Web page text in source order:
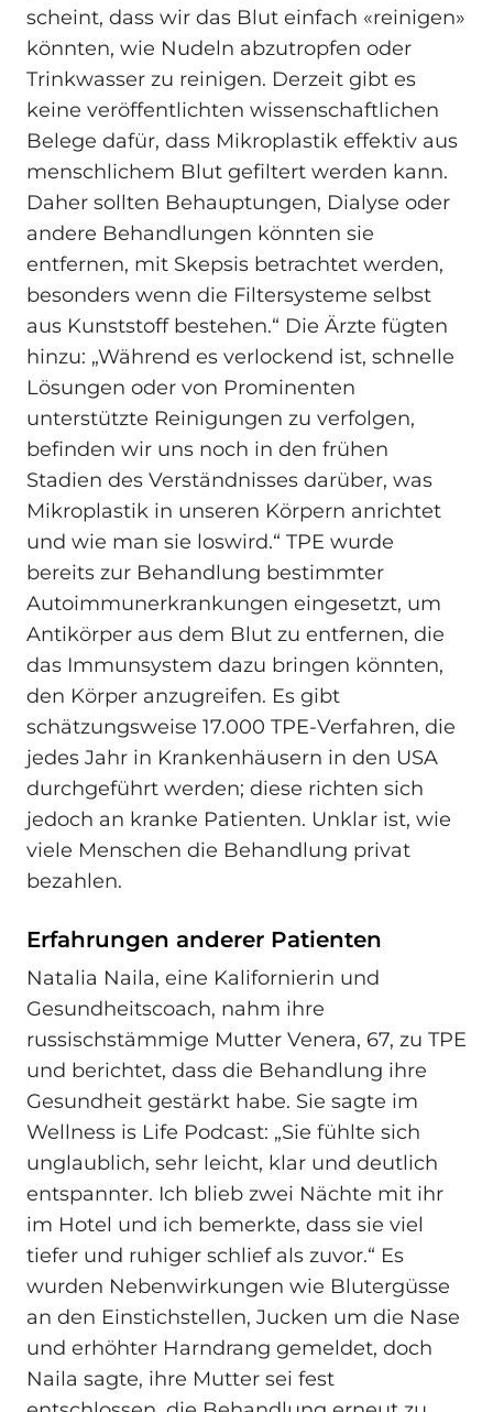
scheint, dass wir das Blut einfach «reinigen»
könnten, wie Nudeln abzutropfen oder
Trinkwasser zu reinigen. Derzeit gibt es
keine veröffentlichten wissenschaftlichen
Belege dafür, dass Mikroplastik effektiv aus
menschlichem Blut gefiltert werden kann.
Daher sollten Behauptungen, Dialyse oder
andere Behandlungen könnten sie
entfernen, mit Skepsis betrachtet werden,
besonders wenn die Filtersysteme selbst
aus Kunststoff bestehen.“ Die Ärzte fügten
hinzu: „Während es verlockend ist, schnelle
Lösungen oder von Prominenten
unterstützte Reinigungen zu verfolgen,
befinden wir uns noch in den frühen
Stadien des Verständnisses darüber, was
Mikroplastik in unseren Körpern anrichtet
und wie man sie loswird.“ TPE wurde
bereits zur Behandlung bestimmter
Autoimmunerkrankungen eingesetzt, um
Antikörper aus dem Blut zu entfernen, die
das Immunsystem dazu bringen könnten,
den Körper anzugreifen. Es gibt
schätzungsweise 17.000 TPE-Verfahren, die
jedes Jahr in Krankenhäusern in den USA
durchgeführt werden; diese richten sich
jedoch an kranke Patienten. Unklar ist, wie
viele Menschen die Behandlung privat
bezahlen.
Erfahrungen anderer Patienten
Natalia Naila, eine Kalifornierin und
Gesundheitscoach, nahm ihre
russischstämmige Mutter Venera, 67, zu TPE
und berichtet, dass die Behandlung ihre
Gesundheit gestärkt habe. Sie sagte im
Wellness is Life Podcast: „Sie fühlte sich
unglaublich, sehr leicht, klar und deutlich
entspannter. Ich blieb zwei Nächte mit ihr
im Hotel und ich bemerkte, dass sie viel
tiefer und ruhiger schlief als zuvor.“ Es
wurden Nebenwirkungen wie Blutergüsse
an den Einstichstellen, Jucken um die Nase
und erhöhter Harndrang gemeldet, doch
Naila sagte, ihre Mutter sei fest